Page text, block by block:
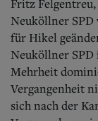
Fritz
Neuköllner SPD
für Hikel
Neuköllner
Mehrheit
Vergangenheit
sich nach der